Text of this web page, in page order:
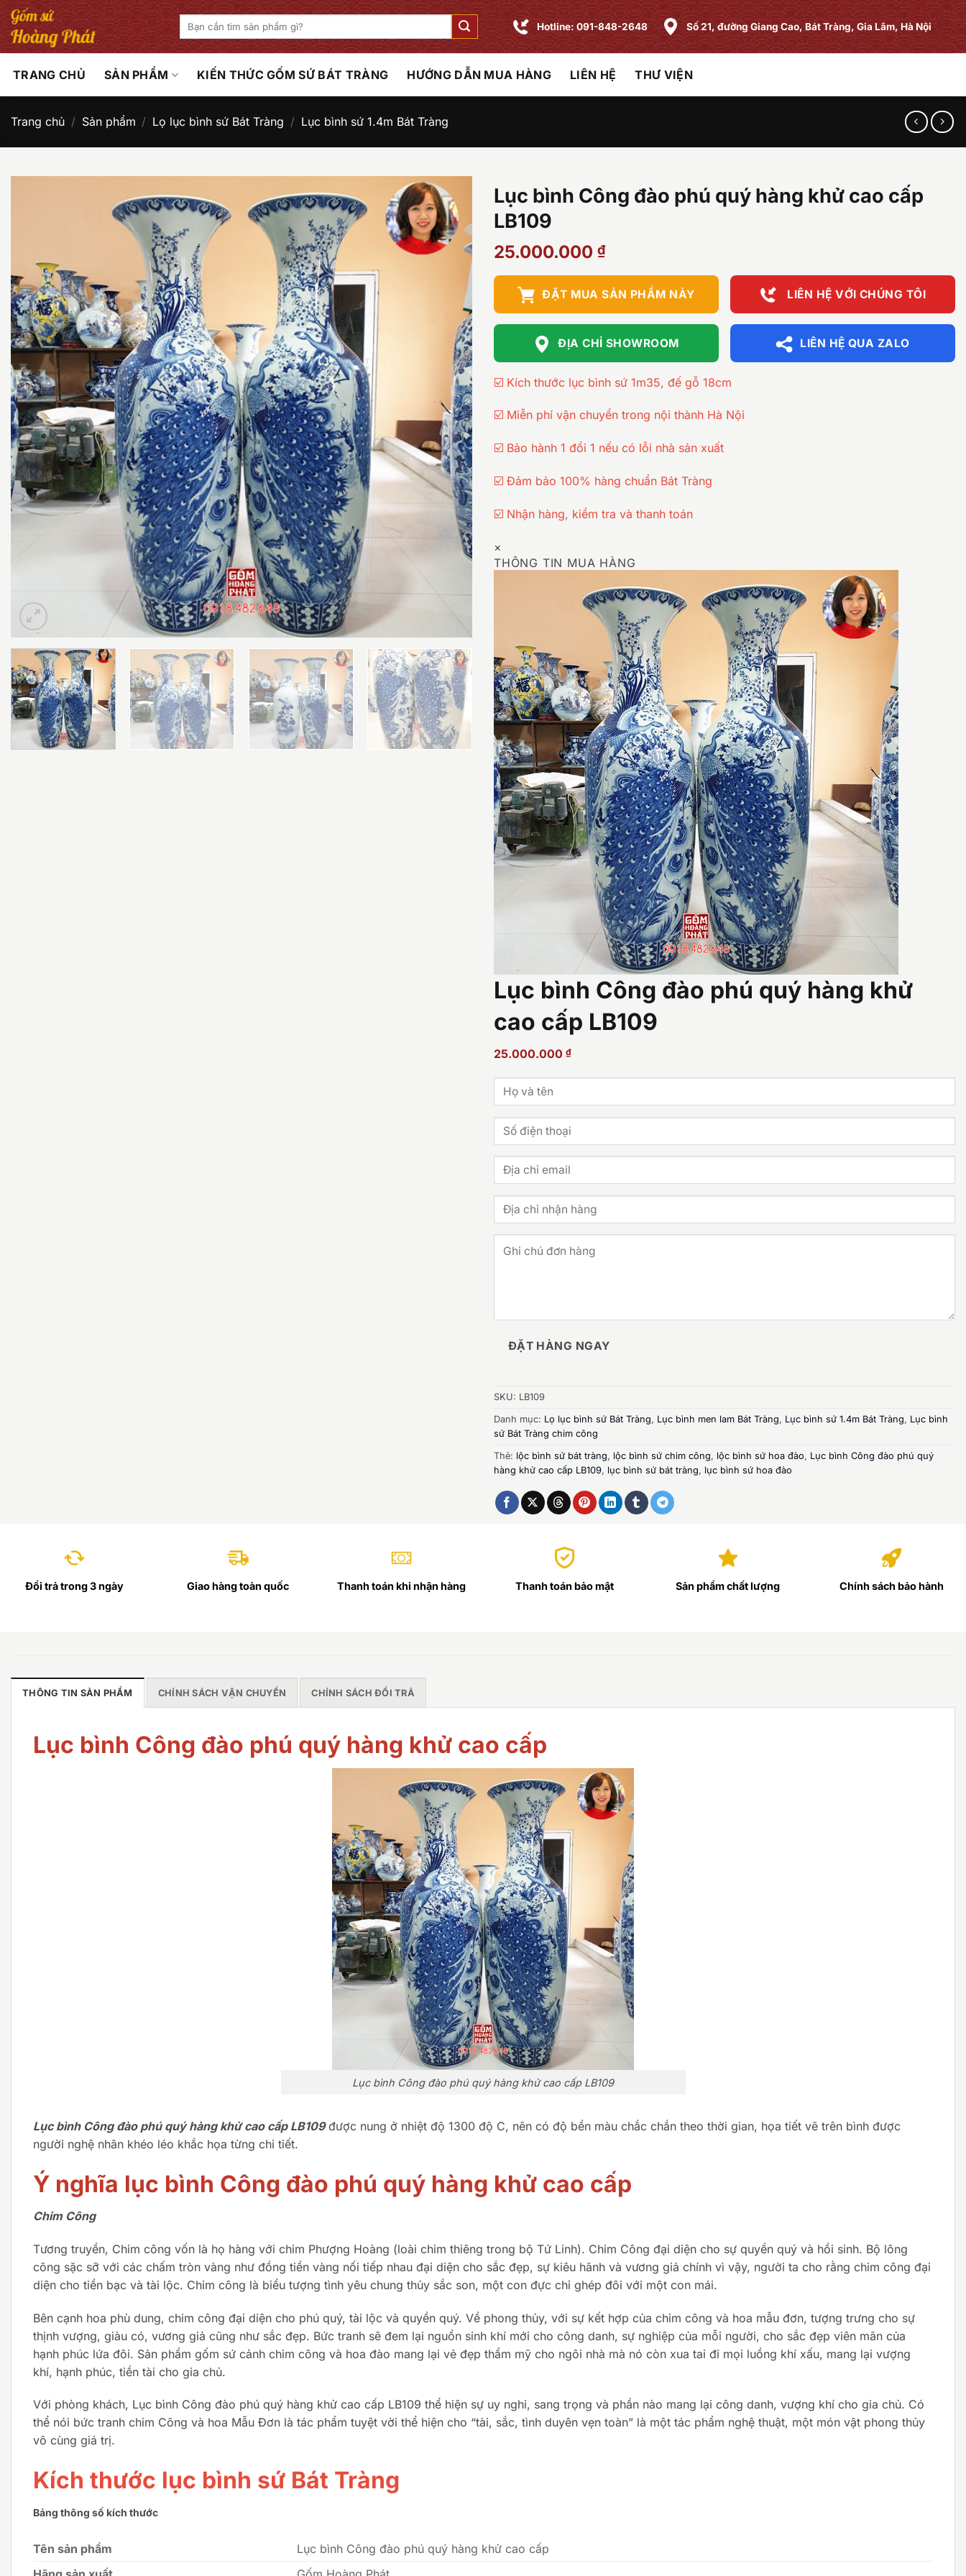
Bỏ
qua
nội
Tìm
kiếm:
Hotline: 091-848-2648 Số 21, đường Giang Cao, Bát Tràng, Gia Lâm, Hà Nội
TRANG CHỦ SẢN PHẨM KIẾN THỨC GỐM SỨ BÁT TRÀNG HƯỚNG DẪN MUA HÀNG LIÊN HỆ THƯ VIỆN
Trang chủ / Sản phẩm / Lọ lục bình sứ Bát Tràng / Lục bình sứ 1.4m Bát Tràng
Lục bình Công đào phú quý hàng khử cao cấp
LB109
25.000.000 ₫
ĐẶT MUA SẢN PHẨM NÀY LIÊN HỆ VỚI CHÚNG TÔI
ĐỊA CHỈ SHOWROOM LIÊN HỆ QUA ZALO
☑️ Kích thước lục bình sứ 1m35, đế gỗ 18cm
☑️ Miễn phí vận chuyển trong nội thành Hà Nội
☑️ Bảo hành 1 đổi 1 nếu có lỗi nhà sản xuất
☑️ Đảm bảo 100% hàng chuẩn Bát Tràng
☑️ Nhận hàng, kiểm tra và thanh toán
×
THÔNG TIN MUA HÀNG
Lục bình Công đào phú quý hàng khử
cao cấp LB109
25.000.000 ₫
ĐẶT HÀNG NGAY
SKU: LB109
Danh mục: Lọ lục bình sứ Bát Tràng, Lục bình men lam Bát Tràng, Lục bình sứ 1.4m Bát Tràng, Lục bình
sứ Bát Tràng chim công
Thẻ: lộc bình sứ bát tràng, lộc bình sứ chim công, lộc bình sứ hoa đào, Lục bình Công đào phú quý
hàng khử cao cấp LB109, lục bình sứ bát tràng, lục bình sứ hoa đào
Đổi trả trong 3 ngày Giao hàng toàn quốc Thanh toán khi nhận hàng Thanh toán bảo mật Sản phẩm chất lượng Chính sách bảo hành
THÔNG TIN SẢN PHẨM CHÍNH SÁCH VẬN CHUYỂN CHÍNH SÁCH ĐỔI TRẢ
Lục bình Công đào phú quý hàng khử cao cấp
Lục bình Công đào phú quý hàng khử cao cấp LB109
Lục bình Công đào phú quý hàng khử cao cấp LB109 được nung ở nhiệt độ 1300 độ C, nên có độ bền màu chắc chắn theo thời gian, họa tiết vẽ trên bình được
người nghệ nhân khéo léo khắc họa từng chi tiết.
Ý nghĩa lục bình Công đào phú quý hàng khử cao cấp
Chim Công
Tương truyền, Chim công vốn là họ hàng với chim Phượng Hoàng (loài chim thiêng trong bộ Tứ Linh). Chim Công đại diện cho sự quyền quý và hồi sinh. Bộ lông
công sặc sỡ với các chấm tròn vàng như đồng tiền vàng nối tiếp nhau đại diện cho sắc đẹp, sự kiêu hãnh và vương giả chính vì vậy, người ta cho rằng chim công đại
diện cho tiền bạc và tài lộc. Chim công là biểu tượng tình yêu chung thủy sắc son, một con đực chỉ ghép đôi với một con mái.
Bên cạnh hoa phù dung, chim công đại diện cho phú quý, tài lộc và quyền quý. Về phong thủy, với sự kết hợp của chim công và hoa mẫu đơn, tượng trưng cho sự
thịnh vượng, giàu có, vương giả cũng như sắc đẹp. Bức tranh sẽ đem lại nguồn sinh khí mới cho công danh, sự nghiệp của mỗi người, cho sắc đẹp viên mãn của
hạnh phúc lứa đôi. Sản phẩm gốm sứ cảnh chim công và hoa đào mang lại vẻ đẹp thẩm mỹ cho ngôi nhà mà nó còn xua tai đi mọi luồng khí xấu, mang lại vượng
khí, hạnh phúc, tiền tài cho gia chủ.
Với phòng khách, Lục bình Công đào phú quý hàng khử cao cấp LB109 thể hiện sự uy nghi, sang trọng và phần nào mang lại công danh, vượng khí cho gia chủ. Có
thể nói bức tranh chim Công và hoa Mẫu Đơn là tác phẩm tuyệt vời thể hiện cho “tài, sắc, tình duyên vẹn toàn” là một tác phẩm nghệ thuật, một món vật phong thủy
vô cùng giá trị.
Kích thước lục bình sứ Bát Tràng
Bảng thông số kích thước
Tên sản phẩm
Lục bình Công đào phú quý hàng khử cao cấp